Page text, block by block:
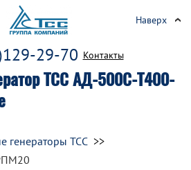
ТСС АД-500С-Т400-
29-70 Контакты
Наверх
генераторы ТСС